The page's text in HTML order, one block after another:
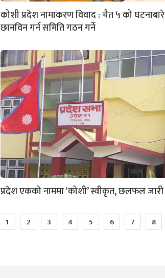
कोशी प्रदेश नामाकरण विवाद : चैत ५ को घटनाबारे
छानविन गर्न समिति गठन गर्ने
प्रदेश एकको नाममा ‘कोशी’ स्वीकृत, छलफल जारी
1 2 3 4 5 6 7 8